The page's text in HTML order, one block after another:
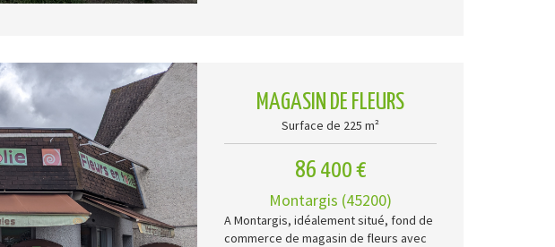
MAGASIN DE FLEURS
Surface de 225 m²
86 400 €
Montargis (45200)
A Montargis, idéalement situé, fond de
commerce de magasin de fleurs avec